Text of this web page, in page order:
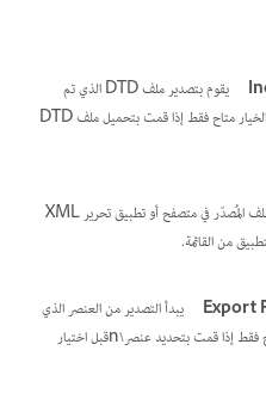
يقوم بتصدير ملف DTD الذي تم
تحميله علاوة على ملف XML. هذا الخيار متاح فقط إذا قمت بتحميل ملف DTD
يفتح الملف المُصدّر في متصفح أو تطبيق تحرير XML
من القائمة.
Export
يبدأ التصدير من العنصر الذي
حددته في لوحة البنية. هذا الخيار متاح فقط إذا قمت بتحديد عنصر\nقبل اختيار